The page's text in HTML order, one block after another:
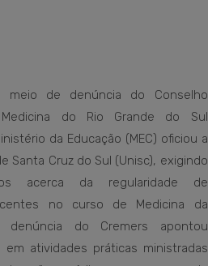
meio de denúncia do Conselho
do Rio Grande do Sul
da Educação (MEC) oficiou a
Santa Cruz do Sul (Unisc), exigindo
acerca da regularidade de
no curso de Medicina da
denúncia do Cremers apontou
em atividades práticas ministradas